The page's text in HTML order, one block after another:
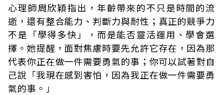
心理師周欣穎指出，年齡帶來的不只是時間的流
逝，還有整合能力、判斷力與耐性；真正的競爭力
不是「學得多快」，而是能否靈活運用、學會選
擇。她提醒，面對焦慮時要先允許它存在，因為那
代表你正在做一件需要勇氣的事；你可以試著對自
己說「我現在感到害怕，因為我正在做一件需要勇
氣的事。」